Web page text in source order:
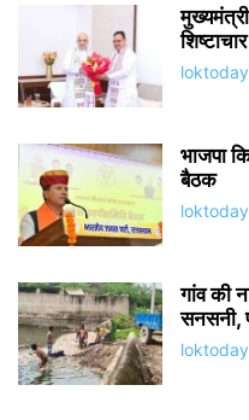
भाजपा
बैठक
गांव की
सनसनी,